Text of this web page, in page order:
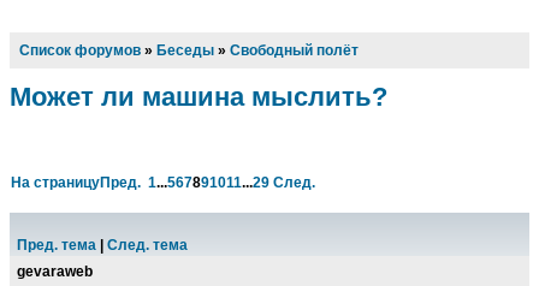
Список форумов » Беседы » Свободный полёт
Может ли машина мыслить?
На страницуПред. 1...567891011...29 След.
Пред. тема
След. тема
gevaraweb